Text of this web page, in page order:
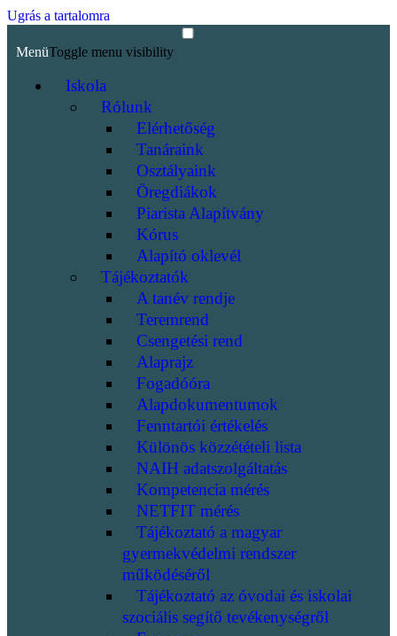
Ugrás a tartalomra
MenüToggle menu visibility
Iskola
Rólunk
Elérhetőség
Tanáraink
Osztályaink
Öregdiákok
Piarista Alapítvány
Kórus
Alapító oklevél
Tájékoztatók
A tanév rendje
Teremrend
Csengetési rend
Alaprajz
Fogadóóra
Alapdokumentumok
Fenntartói értékelés
Különös közzétételi lista
NAIH adatszolgáltatás
Kompetencia mérés
NETFIT mérés
Tájékoztató a magyar
gyermekvédelmi rendszer
működéséről
Tájékoztató az óvodai és iskolai
szociális segítő tevékenységről